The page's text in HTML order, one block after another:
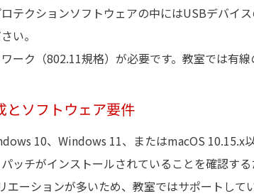
テクションソフトウェアの中にはUSBデバイ
い。
ーク（802.11規格）が必要です。教室では有
とソフトウェア要件
10、Windows 11、またはmacOS 10.15.x
ッチがインストールされていることを確認す
エーションが多いため、教室ではサポートし